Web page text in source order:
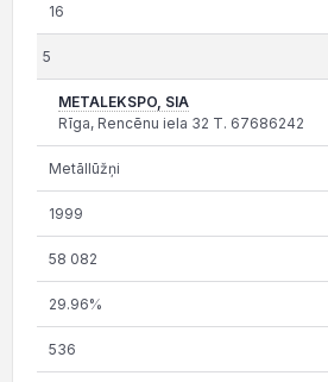
16
5
METALEKSPO, SIA
Rīga, Rencēnu iela 32 T. 67686242
Metāllūžņi
1999
58 082
29.96%
536